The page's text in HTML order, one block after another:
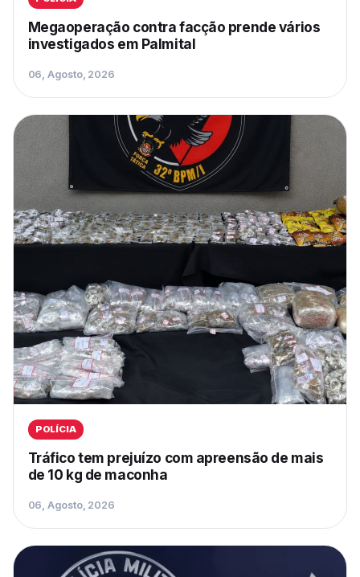
Megaoperação contra facção prende vários
investigados em Palmital
06, Agosto, 2026
POLÍCIA
Tráfico tem prejuízo com apreensão de mais
de 10 kg de maconha
06, Agosto, 2026